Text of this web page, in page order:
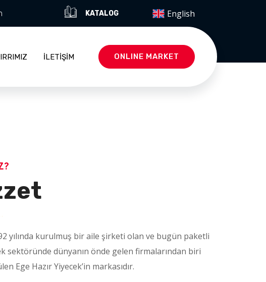
KATALOG English
İLETIŞIM ONLINE MARKET
yılında kurulmuş bir aile şirketi olan ve bugün paketli
sektöründe dünyanın önde gelen firmalarından biri
Ege Hazır Yiyecek’in markasıdır.